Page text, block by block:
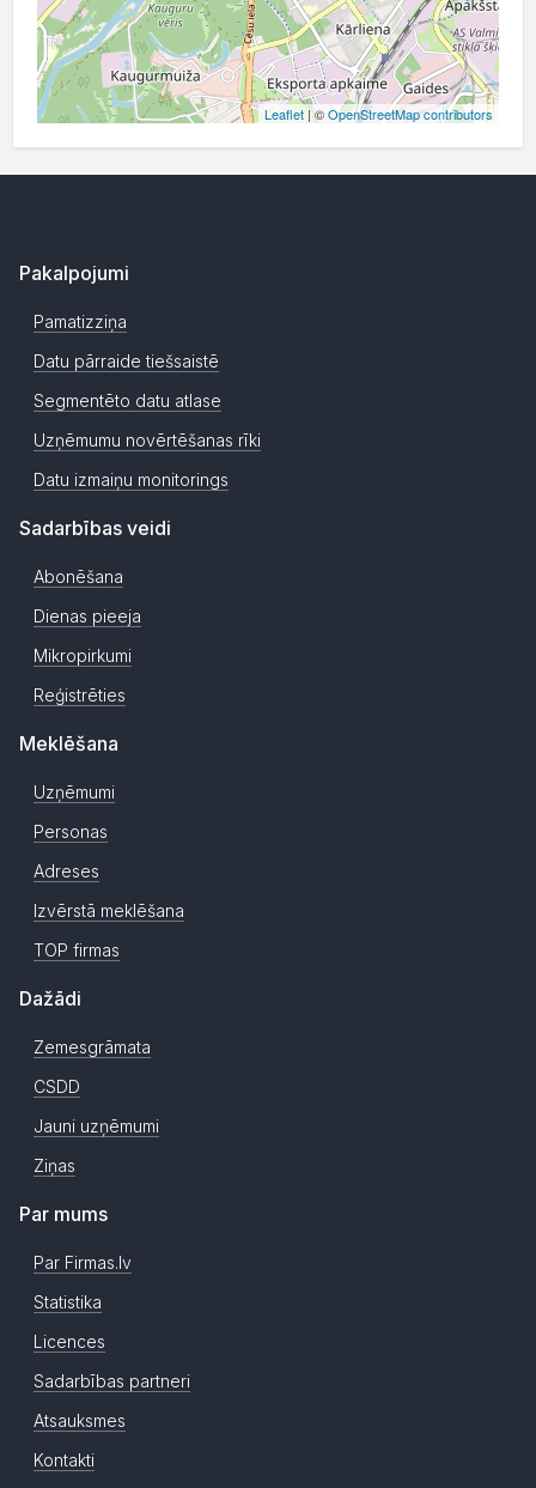
Leaflet | ©OpenStreetMap contributors
Pakalpojumi
Pamatizziņa
Datu pārraide tiešsaistē
Segmentēto datu atlase
Uzņēmumu novērtēšanas rīki
Datu izmaiņu monitorings
Sadarbības veidi
Abonēšana
Dienas pieeja
Mikropirkumi
Reģistrēties
Meklēšana
Uzņēmumi
Personas
Adreses
Izvērstā meklēšana
TOP firmas
Dažādi
Zemesgrāmata
CSDD
Jauni uzņēmumi
Ziņas
Par mums
Par Firmas.lv
Statistika
Licences
Sadarbības partneri
Atsauksmes
Kontakti